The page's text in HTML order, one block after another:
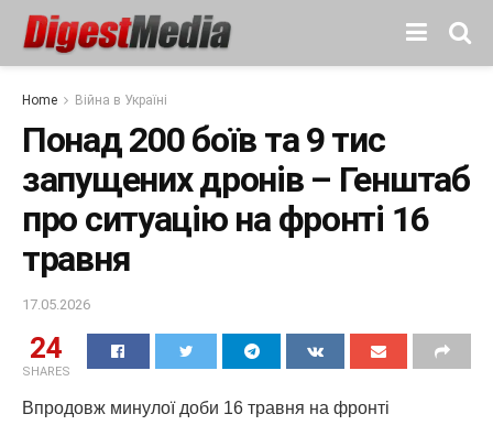
Home Війна в Україні
Понад 200 боїв та 9 тис
запущених дронів – Генштаб
про ситуацію на фронті 16
травня
17.05.2026
24
SHARES
Впродовж минулої доби 16 травня на фронті